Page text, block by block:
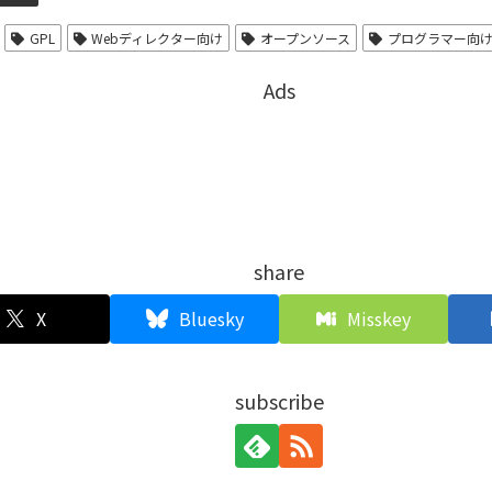
GPL Webディレクター向け オープンソース プログラマー向け
Ads
share
X Bluesky Misskey
subscribe